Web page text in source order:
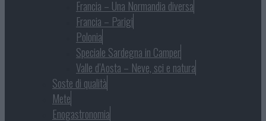
Francia – Una Normandia diversa
Francia – Parigi
Polonia
Speciale Sardegna in Camper
Valle d’Aosta – Neve, sci e natura
Soste di qualità
Mete
Enogastronomia